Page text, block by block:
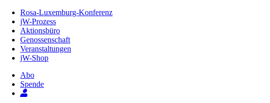
Inhalt
Seite
Rosa-Luxemburg-Konferenz
jW-Prozess
Aktionsbüro
Genossenschaft
Veranstaltungen
jW-Shop
Abo
Spende